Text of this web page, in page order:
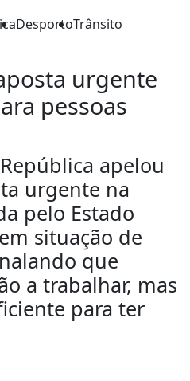
DesportoTrânsito
urgente
pessoas
apelou
urgente na
pelo Estado
situação de
que
a trabalhar, mas
para ter